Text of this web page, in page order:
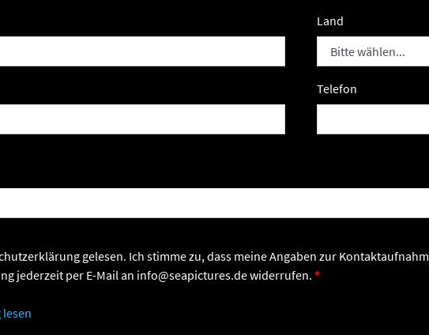
Land
Telefon
jederzeit per E-Mail an info@seapictures.de widerrufen.